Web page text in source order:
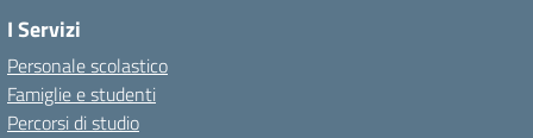
I Servizi
Personale scolastico
Famiglie e studenti
Percorsi di studio